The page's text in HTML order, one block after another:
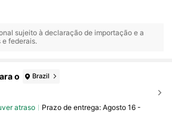
sujeito à declaração de importação e a
e federais.
o Brazil
atraso Prazo de entrega: Agosto 16 -